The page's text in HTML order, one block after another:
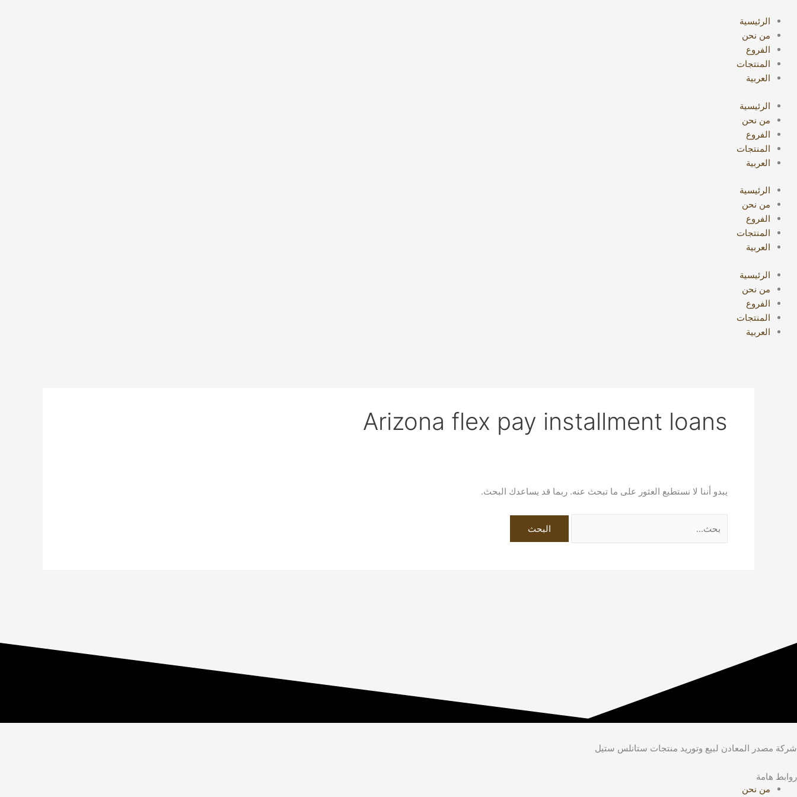
المحتوى
الرئيسية
من نحن
الفروع
المنتجات
العربية
الرئيسية
من نحن
الفروع
المنتجات
العربية
الرئيسية
من نحن
الفروع
المنتجات
العربية
الرئيسية
من نحن
الفروع
المنتجات
العربية
Arizona flex pay installment loans
يبدو أننا لا نستطيع العثور على ما تبحث عنه. ربما قد يساعدك البحث.
شركة مصدر المعادن لبيع وتوريد منتجات ستانلس ستيل
روابط هامة
من نحن